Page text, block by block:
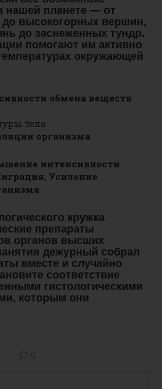
нашей планете — от
до высокогорных вершин,
до заснеженных тундр.
помогают им активно
окружающей
обмена веществ
тела
организма
интенсивности
Усиление
кружка
препараты
органов высших
дежурный собрал
вместе и случайно
соответствие
гистологическими
которым они